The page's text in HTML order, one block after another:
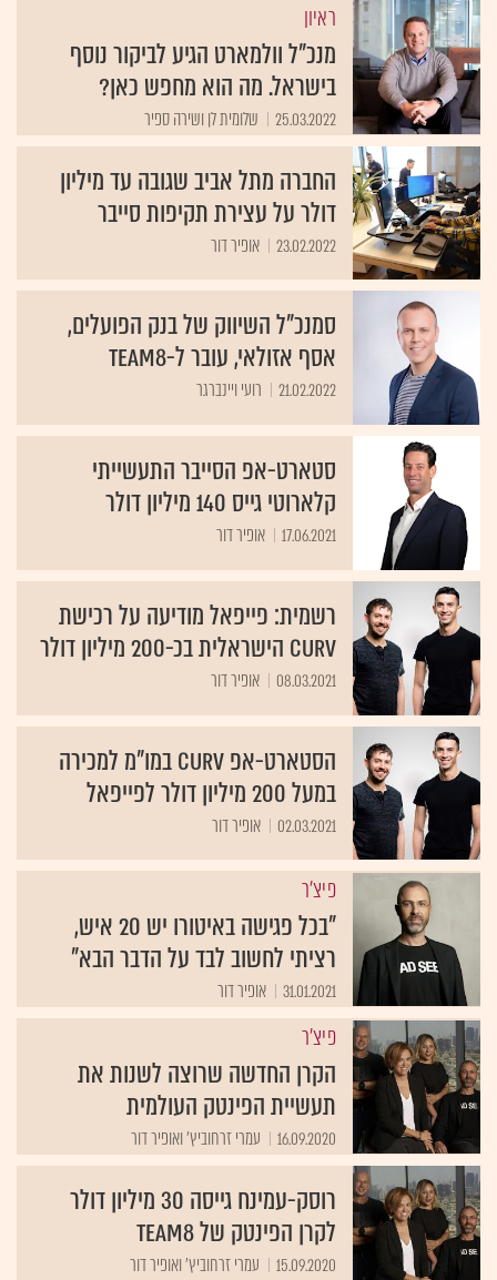
ראיון
מנכ"ל וולמארט הגיע לביקור נוסף
בישראל. מה הוא מחפש כאן?
25.03.2022 שלומית לן ושירה ספיר
החברה מתל אביב שגובה עד מיליון
דולר על עצירת תקיפות סייבר
23.02.2022 אופיר דור
סמנכ"ל השיווק של בנק הפועלים,
אסף אזולאי, עובר ל-Team8
21.02.2022 רועי ויינברגר
סטארט-אפ הסייבר התעשייתי
קלארוטי גייס 140 מיליון דולר
17.06.2021 אופיר דור
רשמית: פייפאל מודיעה על רכישת
Curv הישראלית בכ-200 מיליון דולר
08.03.2021 אופיר דור
הסטארט-אפ Curv במו"מ למכירה
במעל 200 מיליון דולר לפייפאל
02.03.2021 אופיר דור
פיצ'ר
"בכל פגישה באיטורו יש 20 איש,
רציתי לחשוב לבד על הדבר הבא"
31.01.2021 אופיר דור
פיצ'ר
הקרן החדשה שרוצה לשנות את
תעשיית הפינטק העולמית
16.09.2020 עמרי זרחוביץ' ואופיר דור
רוסק-עמינח גייסה 30 מיליון דולר
לקרן הפינטק של Team8
15.09.2020 עמרי זרחוביץ' ואופיר דור